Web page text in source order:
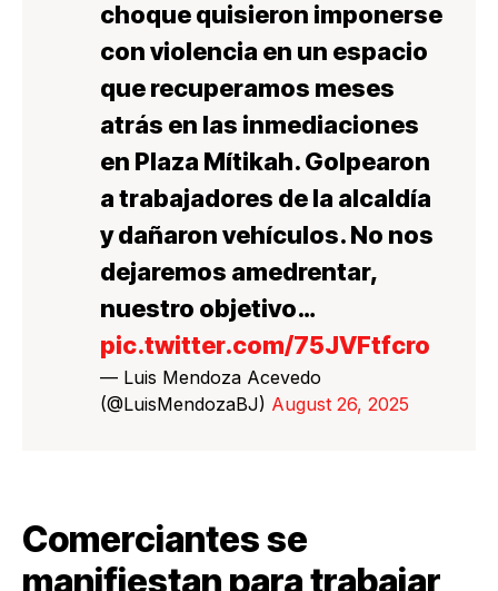
choque quisieron imponerse
con violencia en un espacio
que recuperamos meses
atrás en las inmediaciones
en Plaza Mítikah. Golpearon
a trabajadores de la alcaldía
y dañaron vehículos. No nos
dejaremos amedrentar,
nuestro objetivo…
pic.twitter.com/75JVFtfcro
— Luis Mendoza Acevedo
(@LuisMendozaBJ) August 26, 2025
Comerciantes se
manifiestan para trabajar